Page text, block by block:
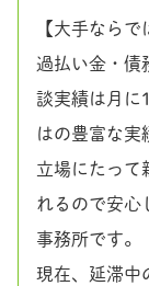
【大手ならで
過払い金・債
談実績は月に
はの豊富な実
立場にたって
れるので安心
事務所です。
現在、延滞中